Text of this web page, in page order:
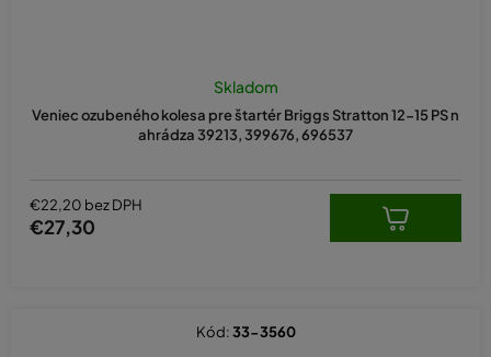
Veniec ozubeného kolesa pre štartér Briggs Stratton 12-15 PS n
ahrádza 39213, 399676, 696537
Skladom
€22,20 bez DPH
€27,30
Kód:33-3560